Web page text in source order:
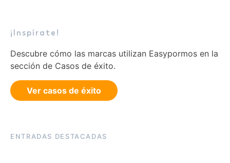
¡Inspírate!
Descubre cómo las marcas utilizan Easypormos en la
sección de Casos de éxito.
Ver casos de éxito
ENTRADAS DESTACADAS